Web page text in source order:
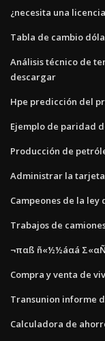
¿necesita una
Tabla de cambio
Análisis técnico de
descargar
Hpe predicción del
Ejemplo de paridad
Producción de
Administrar la
Campeones de la ley
Trabajos de
¬παß ñ«½½áαá
Compra y venta de
Transunion informe
Calculadora de